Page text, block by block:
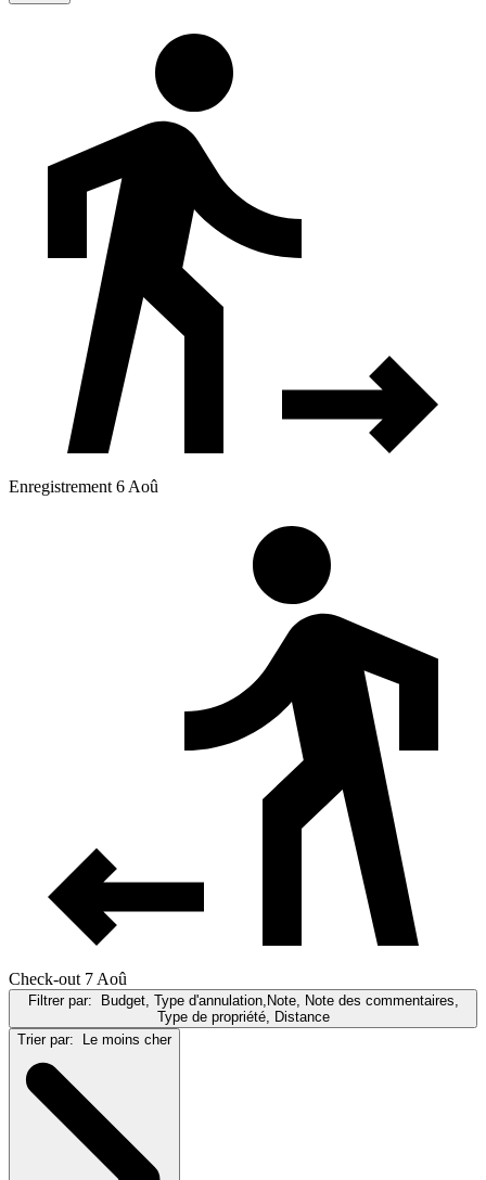
Enregistrement 6 Aoû
Check-out 7 Aoû
Filtrer par: Budget, Type d'annulation,Note, Note des commentaires,
Type de propriété, Distance
Trier par: Le moins cher